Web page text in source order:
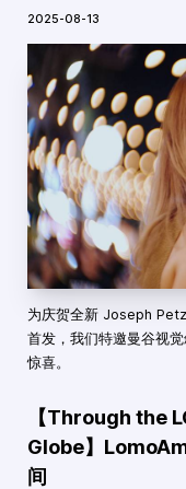
2025-08-13
为庆贺全新 Joseph
首发，我们特邀曼谷视
惊喜。
【Through the
Globe】
间